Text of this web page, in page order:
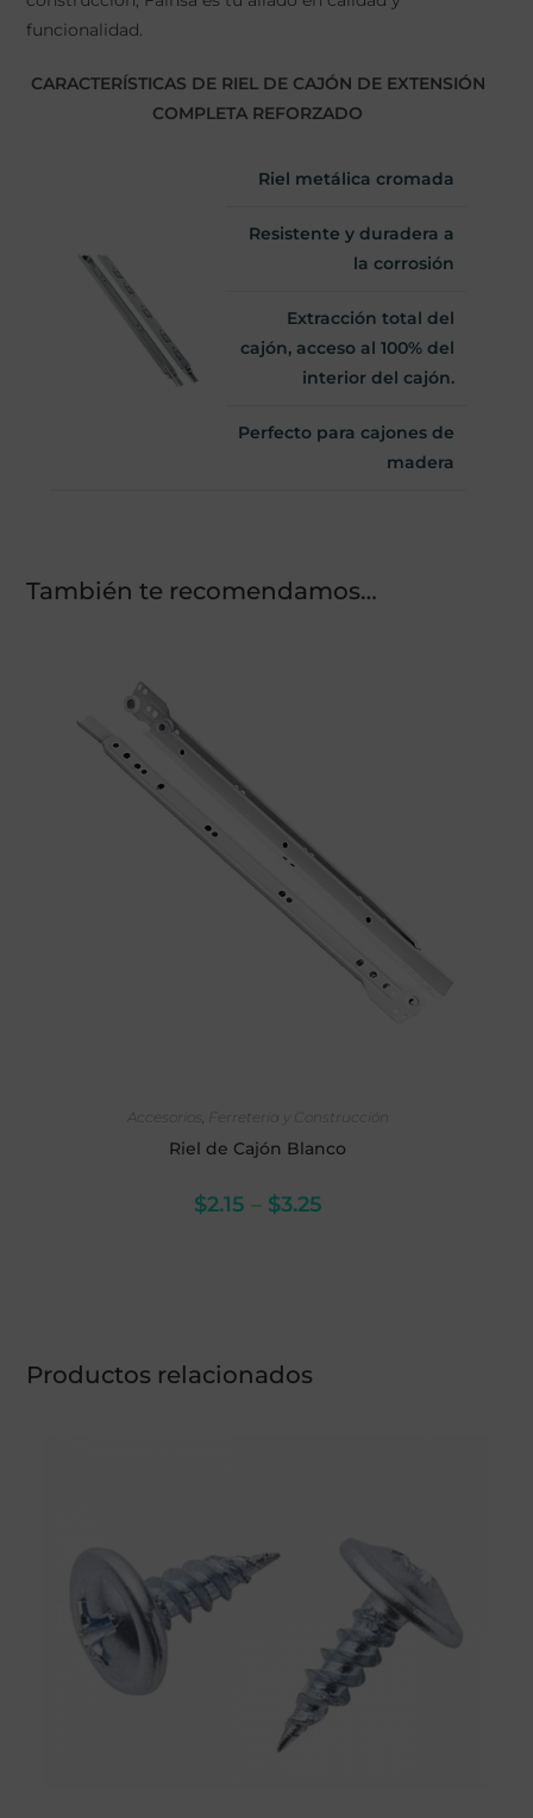
funcionalidad.
CARACTERÍSTICAS DE RIEL DE CAJÓN DE EXTENSIÓN
COMPLETA REFORZADO
Riel metálica cromada
Resistente y duradera a
la corrosión
Extracción total del
cajón, acceso al 100% del
interior del cajón.
Perfecto para cajones de
madera
También te recomendamos…
Accesorios , Ferretería y Construcción
Riel de Cajón Blanco
$2.15 – $3.25
Productos relacionados